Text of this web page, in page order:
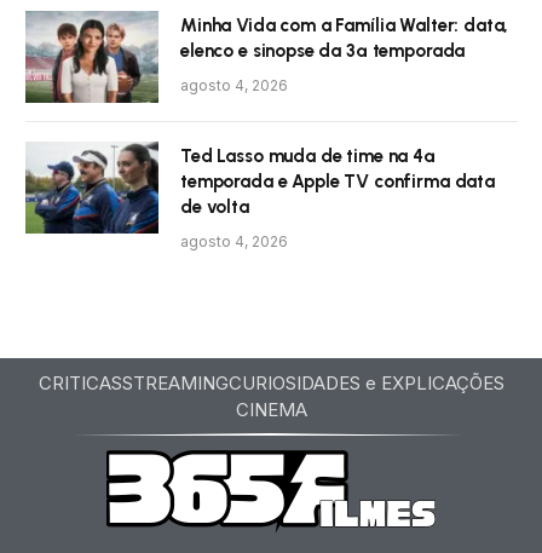
Minha Vida com a Família Walter: data,
elenco e sinopse da 3ª temporada
agosto 4, 2026
Ted Lasso muda de time na 4ª
temporada e Apple TV confirma data
de volta
agosto 4, 2026
CRITICASSTREAMINGCURIOSIDADES e EXPLICAÇÕES
CINEMA